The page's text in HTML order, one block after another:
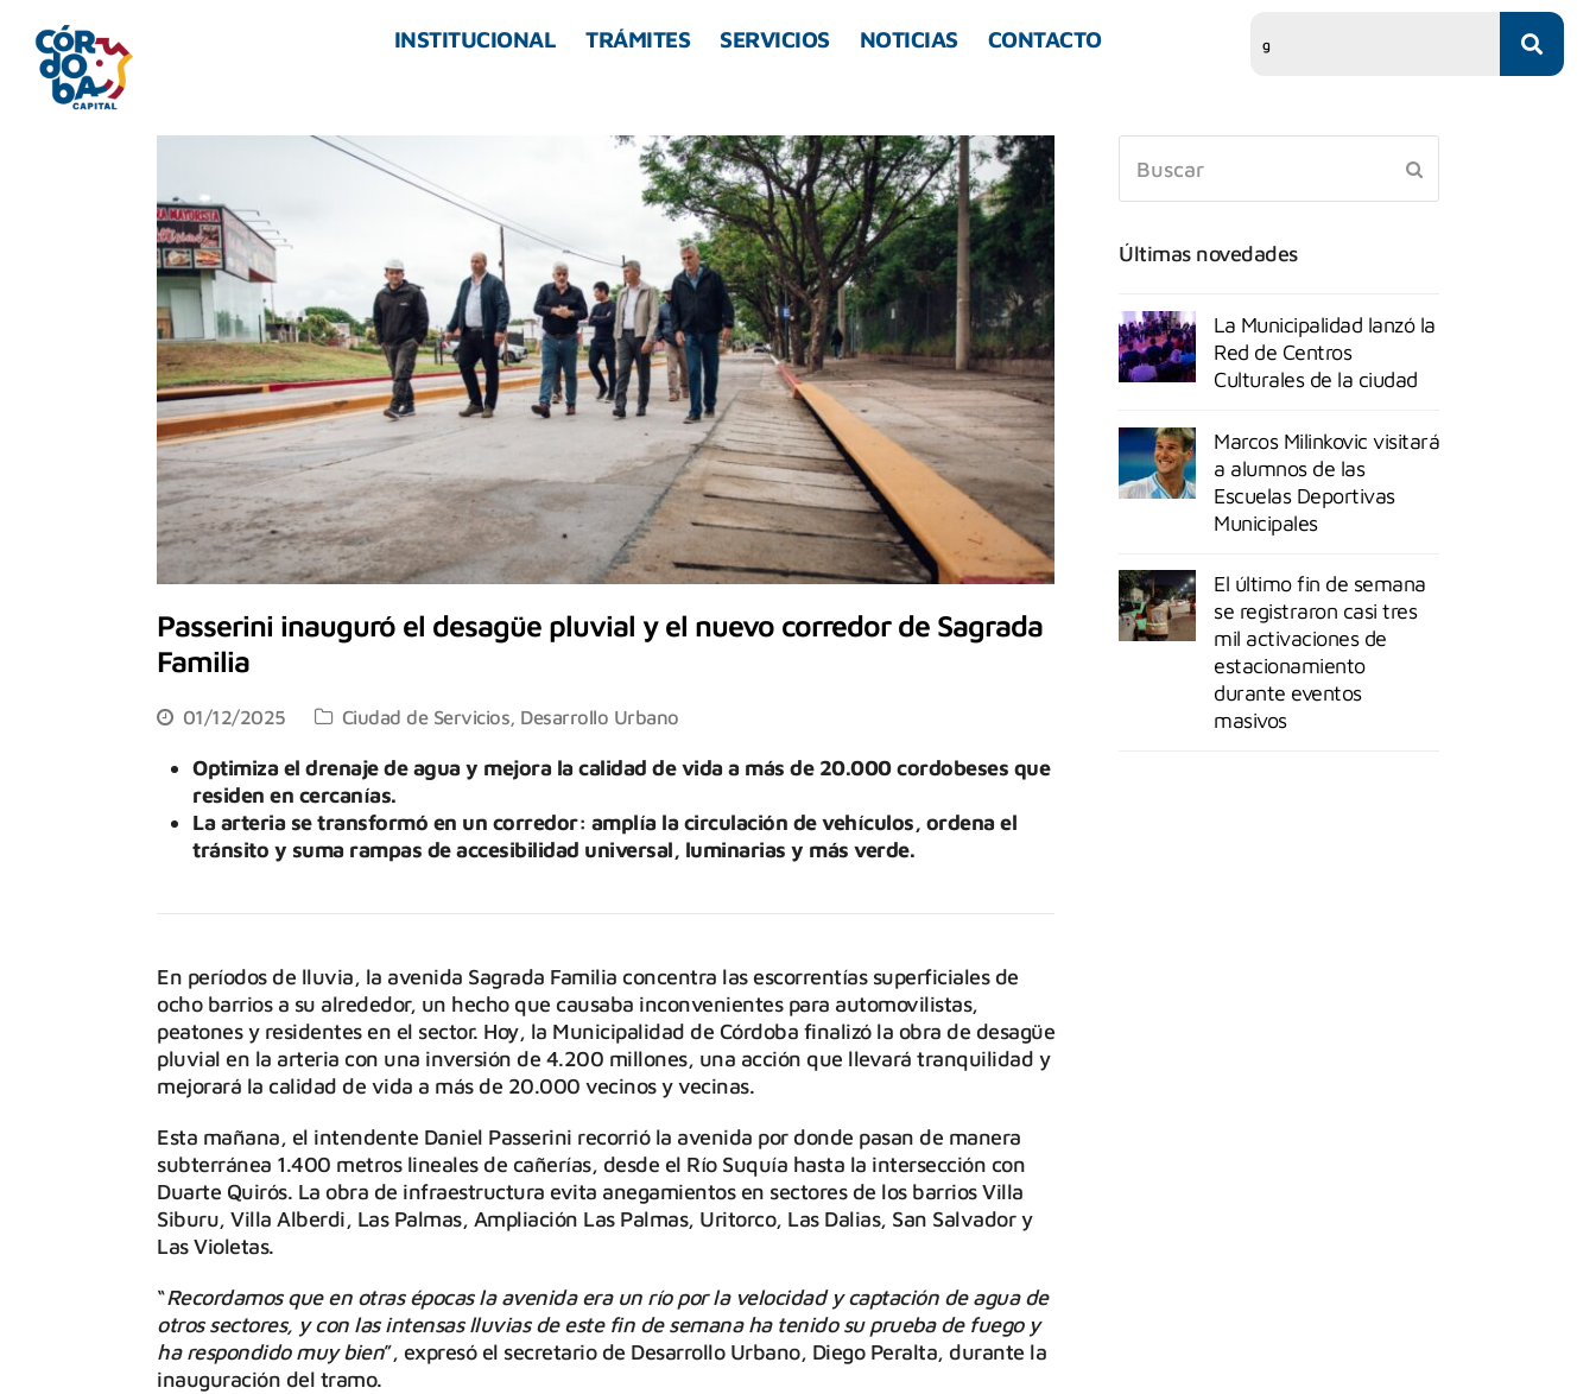
INSTITUCIONAL TRÁMITES SERVICIOS NOTICIAS CONTACTO
Passerini inauguró el desagüe pluvial y el nuevo corredor de Sagrada
Familia
01/12/2025 Ciudad de Servicios, Desarrollo Urbano
Optimiza el drenaje de agua y mejora la calidad de vida a más de 20.000 cordobeses que
residen en cercanías.
La arteria se transformó en un corredor: amplía la circulación de vehículos, ordena el
tránsito y suma rampas de accesibilidad universal, luminarias y más verde.
En períodos de lluvia, la avenida Sagrada Familia concentra las escorrentías superficiales de
ocho barrios a su alrededor, un hecho que causaba inconvenientes para automovilistas,
peatones y residentes en el sector. Hoy, la Municipalidad de Córdoba finalizó la obra de desagüe
pluvial en la arteria con una inversión de 4.200 millones, una acción que llevará tranquilidad y
mejorará la calidad de vida a más de 20.000 vecinos y vecinas.
Esta mañana, el intendente Daniel Passerini recorrió la avenida por donde pasan de manera
subterránea 1.400 metros lineales de cañerías, desde el Río Suquía hasta la intersección con
Duarte Quirós. La obra de infraestructura evita anegamientos en sectores de los barrios Villa
Siburu, Villa Alberdi, Las Palmas, Ampliación Las Palmas, Uritorco, Las Dalias, San Salvador y
Las Violetas.
“Recordamos que en otras épocas la avenida era un río por la velocidad y captación de agua de
otros sectores, y con las intensas lluvias de este fin de semana ha tenido su prueba de fuego y
ha respondido muy bien”, expresó el secretario de Desarrollo Urbano, Diego Peralta, durante la
inauguración del tramo.
Últimas novedades
La Municipalidad lanzó la
Red de Centros
Culturales de la ciudad
Marcos Milinkovic visitará
a alumnos de las
Escuelas Deportivas
Municipales
El último fin de semana
se registraron casi tres
mil activaciones de
estacionamiento
durante eventos
masivos